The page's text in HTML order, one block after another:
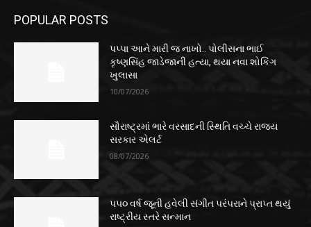
POPULAR POSTS
પપ્પા આને મારી જ નાખો.. પોલીસના ભાઈ
કૃષ્ણસિંહ જાડેજાની હત્યા, થયા નવા શોકિંગ
ખુલાસા
10/07/2026
સૌરાષ્ટ્રમાં ભારે વરસાદની સ્થિતિ વચ્ચે રાજ્ય
સરકાર એલર્ટ
08/07/2026
૫૫૦ વર્ષ જૂની હવેલી સંગીત પરંપરાને પ્રાપ્ત થયું
રાષ્ટ્રીય સ્તરે સન્માન